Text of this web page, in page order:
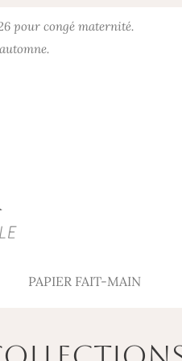
pour congé maternité.
PAPIER FAIT-MAIN